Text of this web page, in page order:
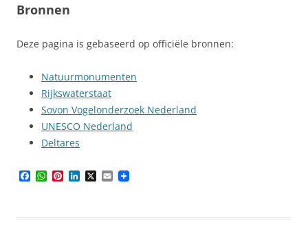
Bronnen
Deze pagina is gebaseerd op officiële bronnen:
Natuurmonumenten
Rijkswaterstaat
Sovon Vogelonderzoek Nederland
UNESCO Nederland
Deltares
W P X E
m